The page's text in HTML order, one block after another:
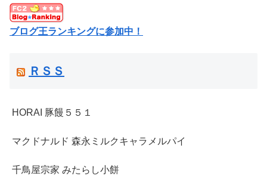
ブログ王ランキングに参加中！
ＲＳＳ
HORAI 豚饅５５１
マクドナルド 森永ミルクキャラメルパイ
千鳥屋宗家 みたらし小餅